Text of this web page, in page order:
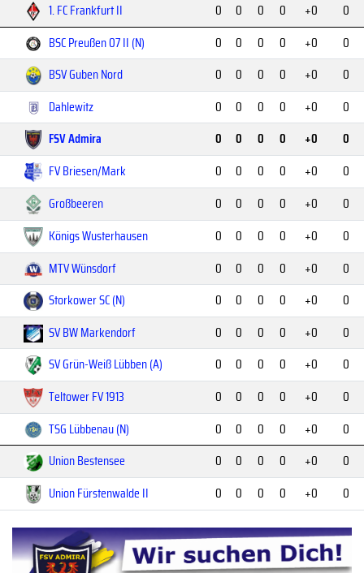
1. FC Frankfurt II
0 0 0 0 +0
0
BSC Preußen 07 II (N)
0 0 0 0 +0
0
BSV Guben Nord
0 0 0 0 +0
0
Dahlewitz
0 0 0 0 +0
0
FSV Admira
0 0 0 0 +0
0
FV Briesen/Mark
0 0 0 0 +0
0
Großbeeren
0 0 0 0 +0
0
Königs Wusterhausen
0 0 0 0 +0
0
MTV Wünsdorf
0 0 0 0 +0
0
Storkower SC (N)
0 0 0 0 +0
0
SV BW Markendorf
0 0 0 0 +0
0
SV Grün-Weiß Lübben (A)
0 0 0 0 +0
0
Teltower FV 1913
0 0 0 0 +0
0
TSG Lübbenau (N)
0 0 0 0 +0
0
Union Bestensee
0 0 0 0 +0
0
Union Fürstenwalde II
0 0 0 0 +0 0